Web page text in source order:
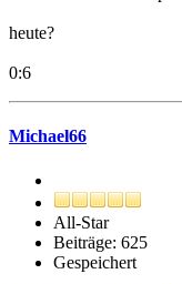
heute?
0:6
Michael66
All-Star
Beiträge: 625
Gespeichert